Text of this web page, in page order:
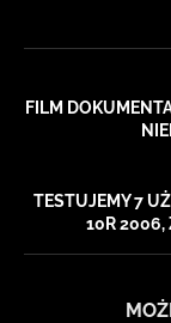
FILM
TESTUJEMY 7
10R 2006,